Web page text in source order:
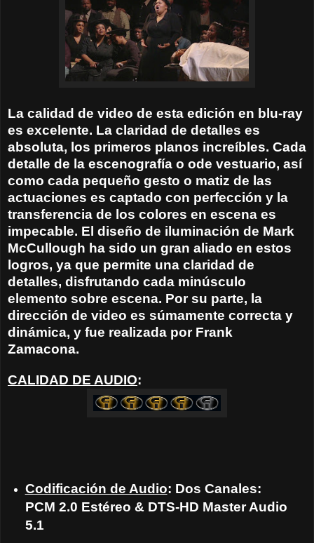
La calidad de video de esta edición en blu-ray
es excelente. La claridad de detalles es
absoluta, los primeros planos increíbles. Cada
detalle de la escenografía o ode vestuario, así
como cada pequeño gesto o matiz de las
actuaciones es captado con perfección y la
transferencia de los colores en escena es
impecable. El diseño de iluminación de Mark
McCullough ha sido un gran aliado en estos
logros, ya que permite una claridad de
detalles, disfrutando cada minúsculo
elemento sobre escena. Por su parte, la
dirección de video es súmamente correcta y
dinámica, y fue realizada por Frank
Zamacona.
CALIDAD DE AUDIO:
Codificación de Audio: Dos Canales:
PCM 2.0 Estéreo & DTS-HD Master Audio
5.1